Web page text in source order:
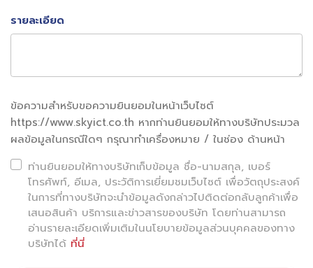
สำหรับบริษัท สกาย ไอซีที จำกัด (มหาชน) หรือSKYเป็นผู้ให้
บริการเทคโนโลยีชั้นนำในประเทศไทยที่เชี่ยวชาญเทคโนโลยีที่
เกี่ยวข้องกับอุตสาหกรรมการบิน การรักษาความปลอดภัย
อัจฉริยะ และแพลตฟอร์มดิจิทัล โดยบริษัทมุ่งเดินหน้าให้บริการ
โซลูชันใหม่ๆ ให้สอดรับกับการขยายตัวของอุตสาหกรรมการ
บิน พร้อมช่วยยกระดับคุณภาพชีวิต และส่งมอบประสบการณ์
รายละเอียด
ข้อความสำหรับขอความยินยอมในหน้าเว็บไซต์
https://www.skyict.co.th หากท่านยินยอมให้ทางบริษัทประมวล
ผลข้อมูลในกรณีใดๆ กรุณาทำเครื่องหมาย / ในช่อง ด้านหน้า
ท่านยินยอมให้ทางบริษัทเก็บข้อมูล ชื่อ-นามสกุล, เบอร์
โทรศัพท์, อีเมล, ประวัติการเยี่ยมชมเว็บไซต์ เพื่อวัตถุประสงค์
ในการที่ทางบริษัทจะนำข้อมูลดังกล่าวไปติดต่อกลับลูกค้าเพื่อ
เสนอสินค้า บริการและข่าวสารของบริษัท โดยท่านสามารถ
อ่านรายละเอียดเพิ่มเติมในนโยบายข้อมูลส่วนบุคคลของทาง
บริษัทได้ ที่นี่